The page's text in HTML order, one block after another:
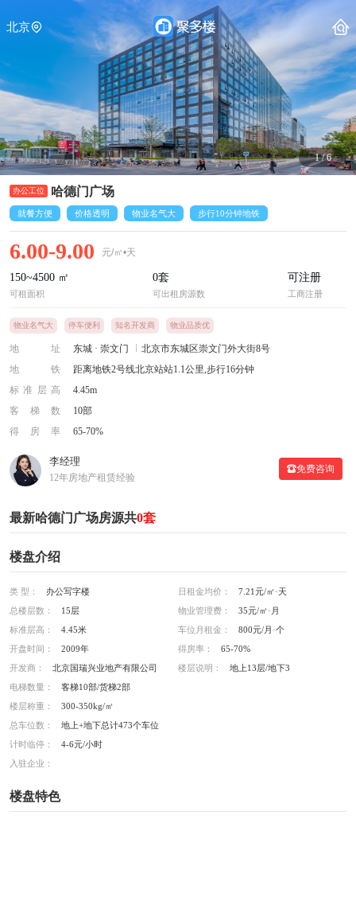
北京
1/6
哈德门广场
就餐方便 价格透明 物业名气大 步行10分钟地铁
6.00-9.00 元/㎡•天
150~4500 ㎡
可租面积
0套
可出租房源数
可注册
工商注册
物业名气大 停车便利 知名开发商 物业品质优
地址 东城 · 崇文门
北京市东城区崇文门外大街8号
地铁
距离地铁2号线北京站站1.1公里,步行16分钟
标准层高
4.45m
客梯数
10部
得房率
65-70%
李经理
12年房地产租赁经验
免费咨询
最新哈德门广场房源共0套
楼盘介绍
类 型： 办公写字楼 日租金均价：
7.21元/㎡·天
总楼层数：
15层 物业管理费：
35元/㎡·月
标准层高：
4.45米 车位月租金：
800元/月·个
开盘时间：
2009年 得房率：
65-70%
开发商：
北京国瑞兴业地产有限公司 楼层说明：
地上13层/地下3
电梯数量：
客梯10部/货梯2部
楼层称重：
300-350kg/㎡
总车位数：
地上+地下总计473个车位
计时临停：
4-6元/小时
入驻企业：
楼盘特色